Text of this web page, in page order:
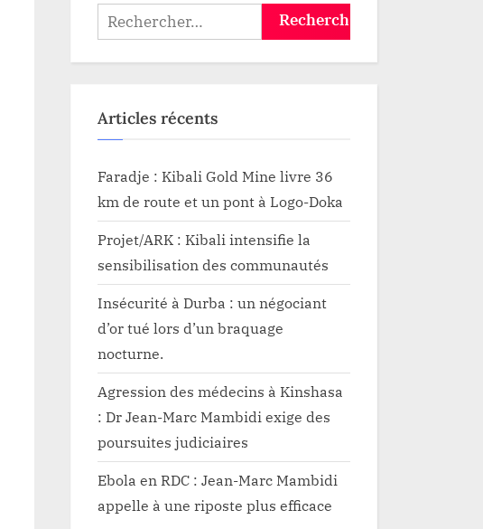
Rechercher :
Articles récents
Faradje : Kibali Gold Mine livre 36
km de route et un pont à Logo-Doka
Projet/ARK : Kibali intensifie la
sensibilisation des communautés
Insécurité à Durba : un négociant
d’or tué lors d’un braquage
nocturne.
Agression des médecins à Kinshasa
: Dr Jean-Marc Mambidi exige des
poursuites judiciaires
Ebola en RDC : Jean-Marc Mambidi
appelle à une riposte plus efficace